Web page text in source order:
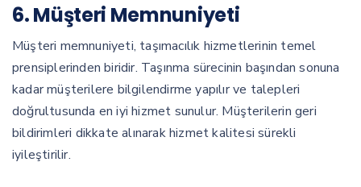
6. Müşteri Memnuniyeti
Müşteri memnuniyeti, taşımacılık hizmetlerinin temel
prensiplerinden biridir. Taşınma sürecinin başından sonuna
kadar müşterilere bilgilendirme yapılır ve talepleri
doğrultusunda en iyi hizmet sunulur. Müşterilerin geri
bildirimleri dikkate alınarak hizmet kalitesi sürekli
iyileştirilir.